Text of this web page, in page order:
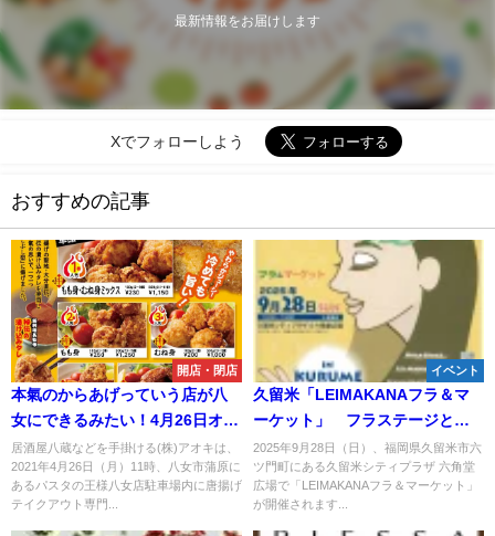
最新情報をお届けします
Xでフォローしよう
おすすめの記事
開店・閉店
本氣のからあげっていう店が八
女にできるみたい！4月26日オー
プン
居酒屋八蔵などを手掛ける(株)アオキは、
2021年4月26日（月）11時、八女市蒲原に
あるパスタの王様八女店駐車場内に唐揚げ
テイクアウト専門...
イベント
久留米「LEIMAKANAフラ＆マ
ーケット」 フラステージとグ
ルメや雑貨のマーケット開催！
2025年9月28日（日）、福岡県久留米市六
ツ門町にある久留米シティプラザ 六角堂
広場で「LEIMAKANAフラ＆マーケット」
が開催されます...